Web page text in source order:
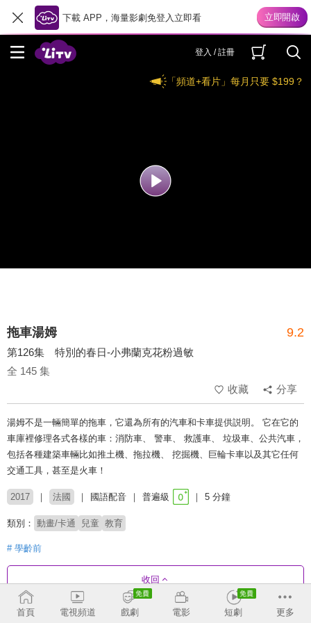
下載 APP，海量影劇免登入立即看
登入 / 註冊
「頻道+看片」每月只要 $199？
拖車湯姆 9.2
第126集 特別的春日-小弗蘭克花粉過敏
全 145 集
收藏
分享
湯姆不是一輛簡單的拖車，它還為所有的汽車和卡車提供説明。 它在它的
車庫裡修理各式各樣的車：消防車、 警車、 救護車、 垃圾車、公共汽車，
包括各種建築車輛比如推土機、拖拉機、 挖掘機、巨輪卡車以及其它任何
交通工具，甚至是火車！
2017 法國 國語配音 普遍級 5 分鐘
類別： 動畫/卡通 兒童 教育
# 學齡前
收回
首頁 電視頻道 戲劇 電影 短劇 更多